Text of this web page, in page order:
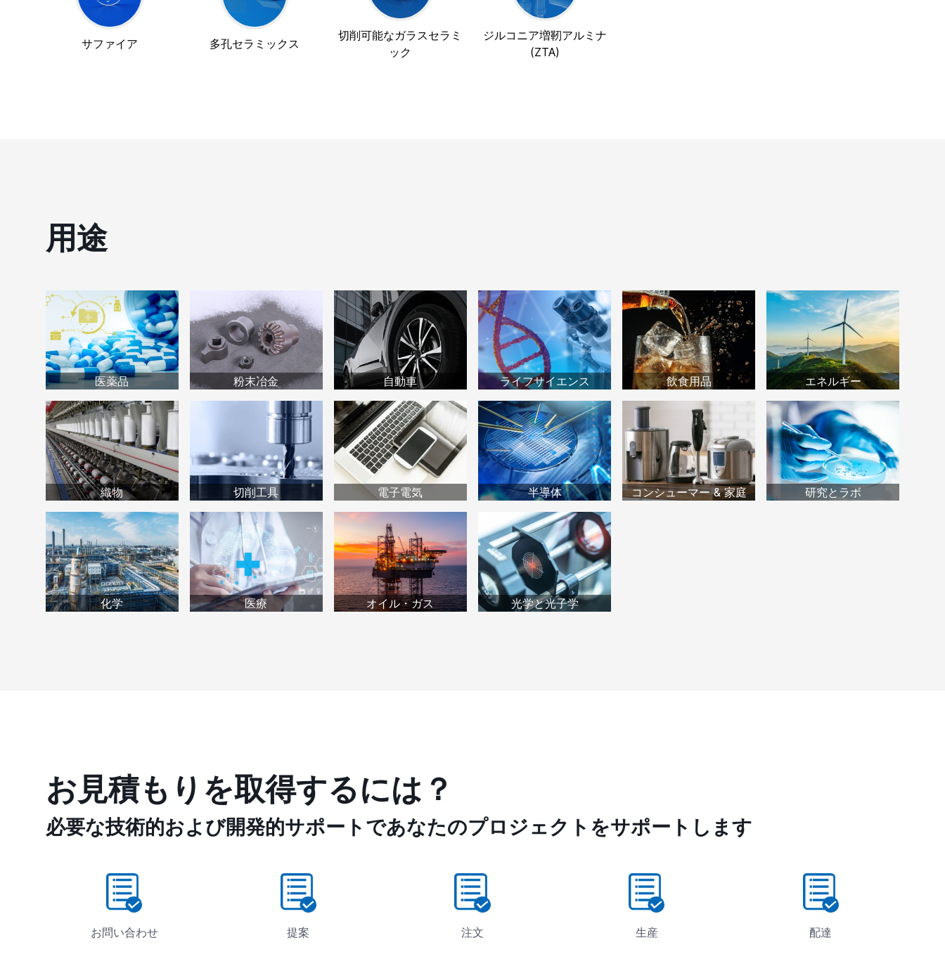
サファイア 多孔セラミックス
切削可能なガラスセラミ
ック
ジルコニア増靭アルミナ
(ZTA)
用途
医薬品 粉末冶金 自動車 ライフサイエンス 飲食用品 エネルギー
織物 切削工具 電子電気 半導体 コンシューマー & 家庭 研究とラボ
化学 医療 オイル・ガス 光学と光子学
お見積もりを取得するには？
必要な技術的および開発的サポートであなたのプロジェクトをサポートします
お問い合わせ 提案 注文 生産 配達